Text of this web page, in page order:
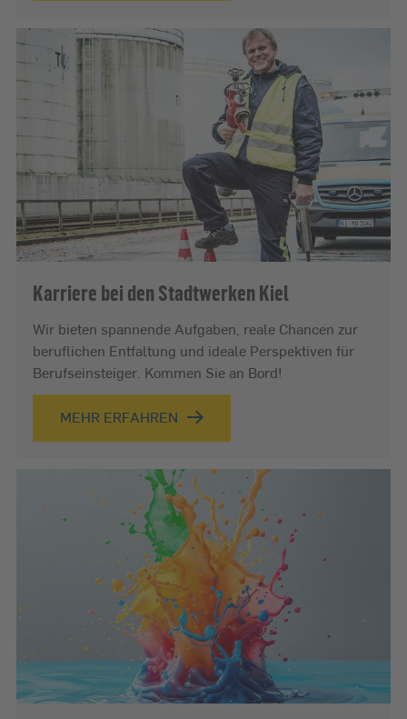
Karriere bei den Stadtwerken Kiel
Wir bieten spannende Aufgaben, reale Chancen zur
beruflichen Entfaltung und ideale Perspektiven für
Berufseinsteiger. Kommen Sie an Bord!
MEHR ERFAHREN